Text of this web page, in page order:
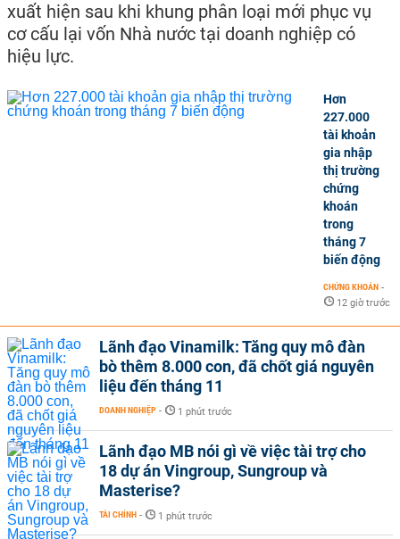
xuất hiện sau khi khung phân loại mới phục vụ
cơ cấu lại vốn Nhà nước tại doanh nghiệp có
hiệu lực.
Hơn
227.000
tài khoản
gia nhập
thị trường
chứng
khoán
trong
tháng 7
biến động
CHỨNG KHOÁN -
12 giờ trước
Lãnh đạo Vinamilk: Tăng quy mô đàn
bò thêm 8.000 con, đã chốt giá nguyên
liệu đến tháng 11
DOANH NGHIỆP - 1 phút trước
Lãnh đạo MB nói gì về việc tài trợ cho
18 dự án Vingroup, Sungroup và
Masterise?
TÀI CHÍNH - 1 phút trước